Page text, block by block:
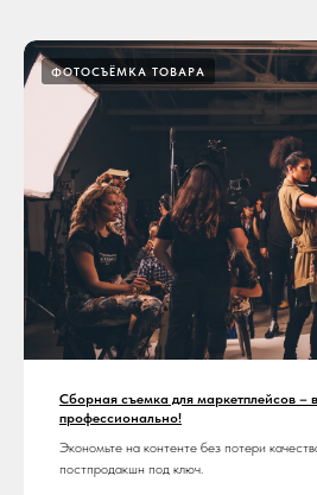
ФОТОСЪЁМКА ТОВАРА
Сборная съемка для маркетплейсов –
профессионально!
Экономьте на контенте без потери
постпродакшн под ключ.